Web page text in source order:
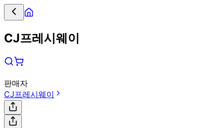
CJ프레시웨이
판매자
CJ프레시웨이